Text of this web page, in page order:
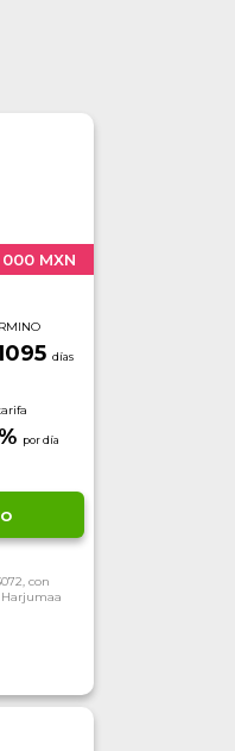
MXN
%
con